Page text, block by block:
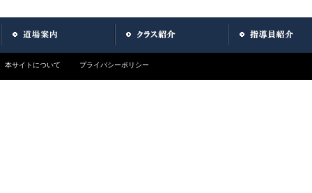
本サイトについて プライバシーポリシー